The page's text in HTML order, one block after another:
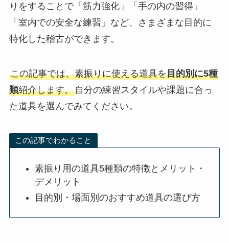
りをすることで「筋力強化」「手の内の習得」
「室内での安全な練習」など、さまざまな目的に
特化した稽古ができます。
この記事では、素振りに使える道具を目的別に5種
類紹介します。自分の練習スタイルや課題に合っ
た道具を選んでみてください。
この記事でわかること
素振り用の道具5種類の特徴とメリット・
デメリット
目的別・場面別のおすすめ道具の選び方